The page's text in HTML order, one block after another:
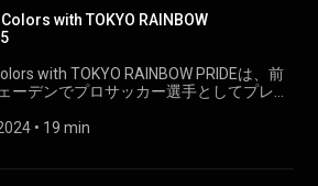
with TOKYO RAINBOW
with TOKYO RAINBOW PRIDEは、前
ーデンでプロサッカー選手としてプレ
平等を現場で実践。日本帰国後はスポ
• 19 min